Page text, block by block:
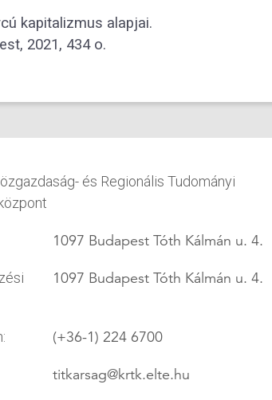
kapitalizmus alapjai.
2021, 434 o.
és Regionális Tudományi
1097 Budapest Tóth Kálmán u. 4.
1097 Budapest Tóth Kálmán u. 4.
(+36-1) 224 6700
titkarsag@krtk.elte.hu